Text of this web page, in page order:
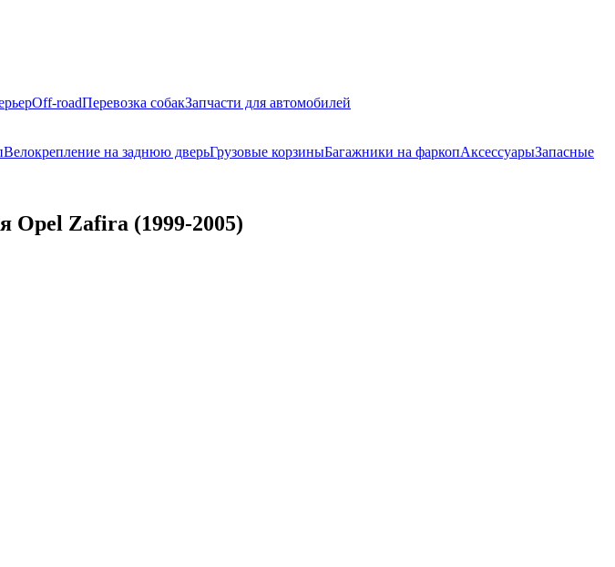
Off-roadПеревозка собакЗапчасти для автомобилей
Велокрепление на заднюю дверьГрузовые корзиныБагажники на фаркопАксессуарыЗапасные
Opel Zafira (1999-2005)